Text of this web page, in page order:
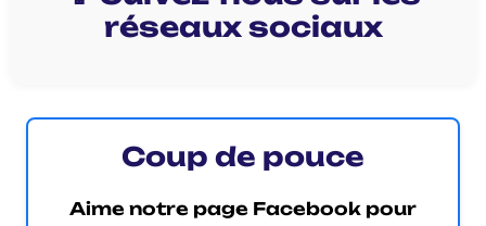
réseaux sociaux
Coup de pouce
Aime notre page Facebook pour